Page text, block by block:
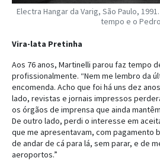
Electra Hangar da Varig, São Paulo,
tempo e o
Vira-lata Pretinha
Aos 76 anos, Martinelli parou faz tempo
profissionalmente. “Nem me lembro da
encomenda. Acho que foi há uns dez
lado, revistas e jornais impressos
os órgãos de imprensa que ainda
De outro lado, perdi o interesse em
que me apresentavam, com pagamento
de andar de cá para lá, sem parar, e de
aeroportos.”